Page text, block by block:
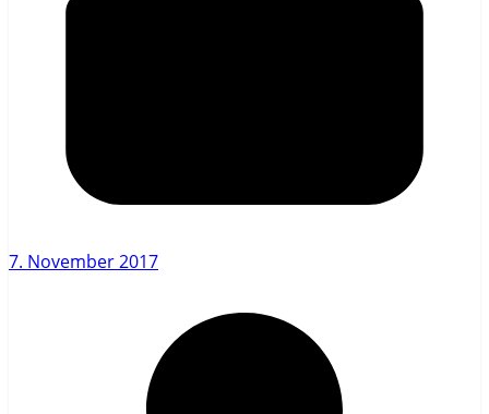
7. November 2017